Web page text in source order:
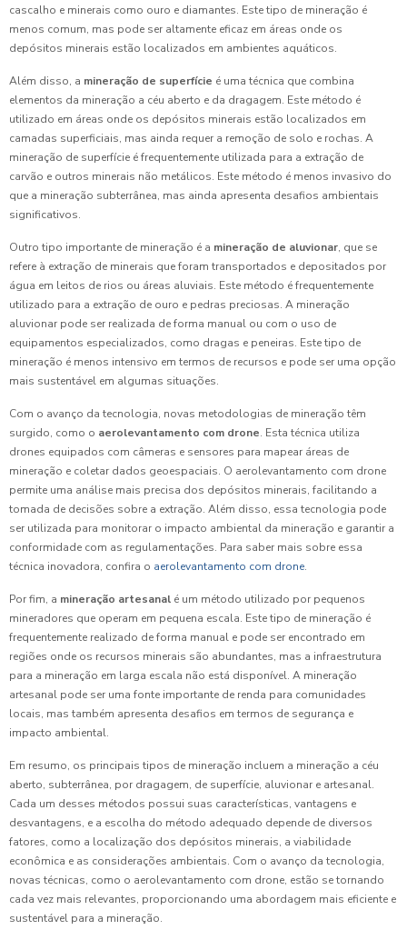
cascalho e minerais como ouro e diamantes. Este tipo de mineração é
menos comum, mas pode ser altamente eficaz em áreas onde os
depósitos minerais estão localizados em ambientes aquáticos.
Além disso, a mineração de superfície é uma técnica que combina
elementos da mineração a céu aberto e da dragagem. Este método é
utilizado em áreas onde os depósitos minerais estão localizados em
camadas superficiais, mas ainda requer a remoção de solo e rochas. A
mineração de superfície é frequentemente utilizada para a extração de
carvão e outros minerais não metálicos. Este método é menos invasivo do
que a mineração subterrânea, mas ainda apresenta desafios ambientais
significativos.
Outro tipo importante de mineração é a mineração de aluvionar, que se
refere à extração de minerais que foram transportados e depositados por
água em leitos de rios ou áreas aluviais. Este método é frequentemente
utilizado para a extração de ouro e pedras preciosas. A mineração
aluvionar pode ser realizada de forma manual ou com o uso de
equipamentos especializados, como dragas e peneiras. Este tipo de
mineração é menos intensivo em termos de recursos e pode ser uma opção
mais sustentável em algumas situações.
Com o avanço da tecnologia, novas metodologias de mineração têm
surgido, como o aerolevantamento com drone. Esta técnica utiliza
drones equipados com câmeras e sensores para mapear áreas de
mineração e coletar dados geoespaciais. O aerolevantamento com drone
permite uma análise mais precisa dos depósitos minerais, facilitando a
tomada de decisões sobre a extração. Além disso, essa tecnologia pode
ser utilizada para monitorar o impacto ambiental da mineração e garantir a
conformidade com as regulamentações. Para saber mais sobre essa
técnica inovadora, confira o aerolevantamento com drone.
Por fim, a mineração artesanal é um método utilizado por pequenos
mineradores que operam em pequena escala. Este tipo de mineração é
frequentemente realizado de forma manual e pode ser encontrado em
regiões onde os recursos minerais são abundantes, mas a infraestrutura
para a mineração em larga escala não está disponível. A mineração
artesanal pode ser uma fonte importante de renda para comunidades
locais, mas também apresenta desafios em termos de segurança e
impacto ambiental.
Em resumo, os principais tipos de mineração incluem a mineração a céu
aberto, subterrânea, por dragagem, de superfície, aluvionar e artesanal.
Cada um desses métodos possui suas características, vantagens e
desvantagens, e a escolha do método adequado depende de diversos
fatores, como a localização dos depósitos minerais, a viabilidade
econômica e as considerações ambientais. Com o avanço da tecnologia,
novas técnicas, como o aerolevantamento com drone, estão se tornando
cada vez mais relevantes, proporcionando uma abordagem mais eficiente e
sustentável para a mineração.